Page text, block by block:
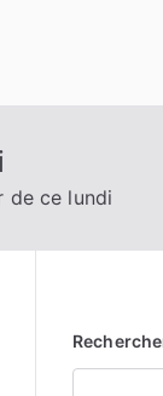
de ce lundi